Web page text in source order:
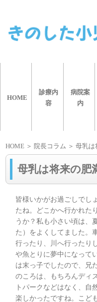
HOME
診療内
容
病院案
内
HOME ＞ 院長コラム ＞ 母乳
母乳は将来の肥
皆様いかがお過ごしでし
たね。どこかへ行かれた
うか？私も小さい頃は、
た）をよくしてました。
行ったり、川へ行ったり
や魚とりに夢中になって
は末っ子でしたので、兄
のころは、もちろんディ
トパークなどはなく、自
楽しかったですね。こど